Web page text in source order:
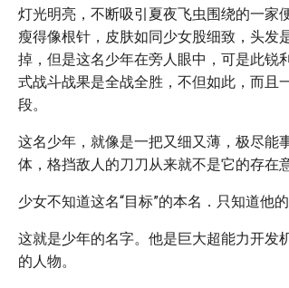
灯光明亮，不断吸引夏夜飞虫围绕的一家
瘦得像根针，皮肤如同少女股细致，头
掉，但是这名少年在旁人眼中，可是此锐
式战斗战果是全战全胜，不但如此，而且
段。
这名少年，就像是一把又细又薄，极尽能
体，格挡敌人的刀刀从来就不是它的存在
少女不知道这名“目标”的本名．只知道他
这就是少年的名字。他是巨大超能力开发
的人物。